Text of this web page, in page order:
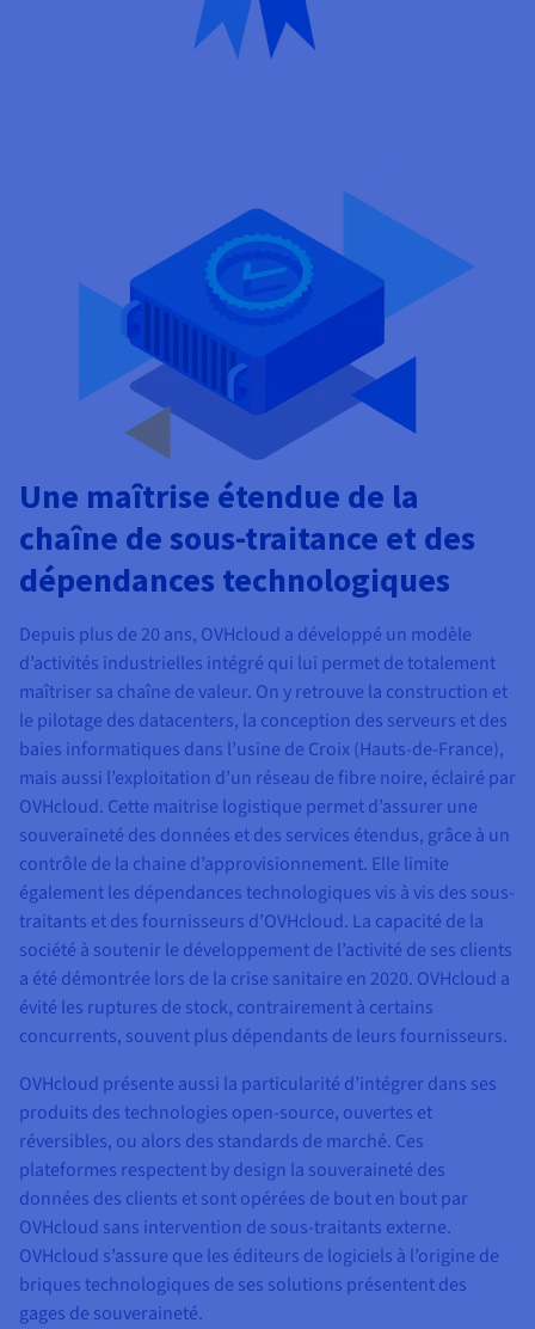
Une maîtrise étendue de la
chaîne de sous-traitance et des
dépendances technologiques
Depuis plus de 20 ans, OVHcloud a développé un modèle
d’activités industrielles intégré qui lui permet de totalement
maîtriser sa chaîne de valeur. On y retrouve la construction et
le pilotage des datacenters, la conception des serveurs et des
baies informatiques dans l’usine de Croix (Hauts-de-France),
mais aussi l’exploitation d’un réseau de fibre noire, éclairé par
OVHcloud. Cette maitrise logistique permet d’assurer une
souveraineté des données et des services étendus, grâce à un
contrôle de la chaine d’approvisionnement. Elle limite
également les dépendances technologiques vis à vis des sous-
traitants et des fournisseurs d’OVHcloud. La capacité de la
société à soutenir le développement de l’activité de ses clients
a été démontrée lors de la crise sanitaire en 2020. OVHcloud a
évité les ruptures de stock, contrairement à certains
concurrents, souvent plus dépendants de leurs fournisseurs.
OVHcloud présente aussi la particularité d’intégrer dans ses
produits des technologies open-source, ouvertes et
réversibles, ou alors des standards de marché. Ces
plateformes respectent by design la souveraineté des
données des clients et sont opérées de bout en bout par
OVHcloud sans intervention de sous-traitants externe.
OVHcloud s’assure que les éditeurs de logiciels à l’origine de
briques technologiques de ses solutions présentent des
gages de souveraineté.